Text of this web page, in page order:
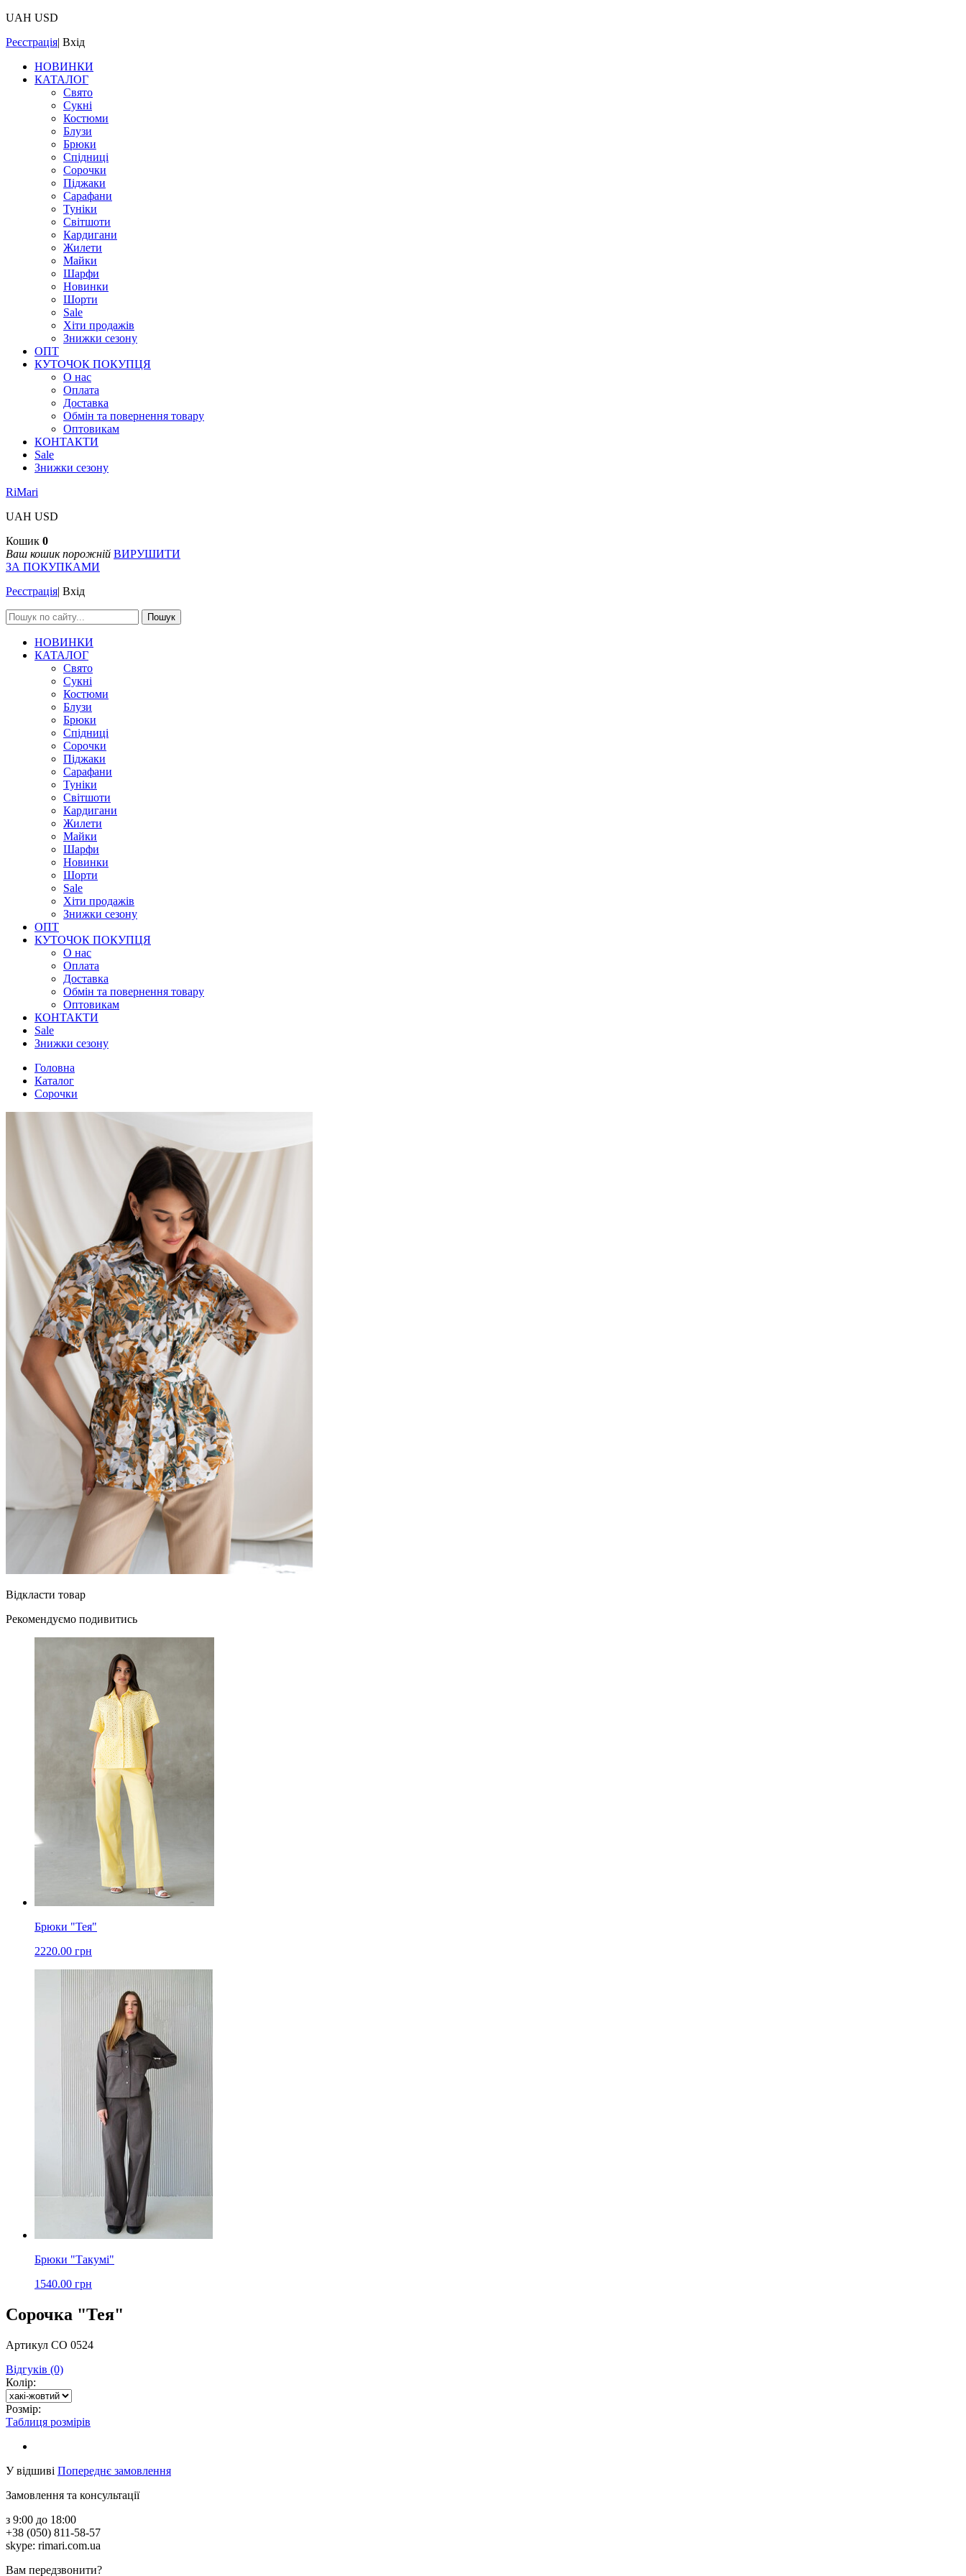
UAH USD
Реєстрація| Вхід
НОВИНКИ
КАТАЛОГ
Свято
Сукні
Костюми
Блузи
Брюки
Спідниці
Сорочки
Піджаки
Сарафани
Туніки
Світшоти
Кардигани
Жилети
Майки
Шарфи
Новинки
Шорти
Sale
Хіти продажів
Знижки сезону
ОПТ
КУТОЧОК ПОКУПЦЯ
О нас
Оплата
Доставка
Обмін та повернення товару
Оптовикам
КОНТАКТИ
Sale
Знижки сезону
RiMari
UAH USD
Кошик 0
Ваш кошик порожній ВИРУШИТИ
ЗА ПОКУПКАМИ
Реєстрація| Вхід
Пошук
НОВИНКИ
КАТАЛОГ
Свято
Сукні
Костюми
Блузи
Брюки
Спідниці
Сорочки
Піджаки
Сарафани
Туніки
Світшоти
Кардигани
Жилети
Майки
Шарфи
Новинки
Шорти
Sale
Хіти продажів
Знижки сезону
ОПТ
КУТОЧОК ПОКУПЦЯ
О нас
Оплата
Доставка
Обмін та повернення товару
Оптовикам
КОНТАКТИ
Sale
Знижки сезону
Головна
Каталог
Сорочки
Відкласти товар
Рекомендуємо подивитись
Брюки "Тея"
2220.00 грн
Брюки "Такумі"
1540.00 грн
Сорочка "Тея"
Артикул СО 0524
Відгуків (0)
Колір:
Розмір:
Таблиця розмірів
У відшиві Попереднє замовлення
Замовлення та консультації
з 9:00 до 18:00
+38 (050) 811-58-57
skype: rimari.com.ua
Вам передзвонити?